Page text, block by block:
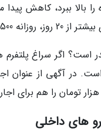
محاسبه می گردد.
است؟ اگر سراغ
هزار تومان است. در
های داخلی